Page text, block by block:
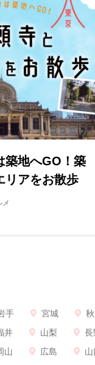
築地へGO！築
リアをお散歩
メ
手 宮城
井 山梨 長
山 広島 山